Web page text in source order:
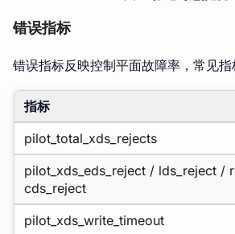
错误指标
错误指标反映控制平面故障率，常见指
指标
pilot_total_xds_rejects
pilot_xds_eds_reject / lds_reject /
cds_reject
pilot_xds_write_timeout